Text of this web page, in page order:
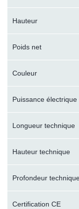
Hauteur
Poids net
Couleur
Puissance électrique
Longueur technique
Hauteur technique
Profondeur
Certification CE